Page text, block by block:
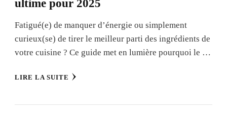
ultime pour 2025
Fatigué(e) de manquer d’énergie ou simplement
curieux(se) de tirer le meilleur parti des ingrédients de
votre cuisine ? Ce guide met en lumière pourquoi le …
LIRE LA SUITE